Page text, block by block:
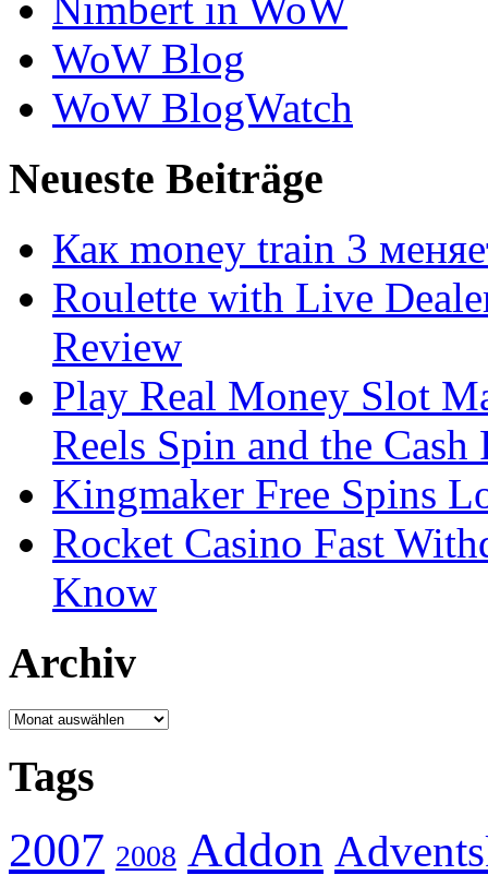
WoW Blog
WoW BlogWatch
Neueste Beiträge
Как money train 3
Roulette with Live
Review
Play Real Money Slot
Reels Spin and the Cash
Kingmaker Free Spins
Rocket Casino Fast
Know
Archiv
Archiv
Tags
2007 2008 Addon